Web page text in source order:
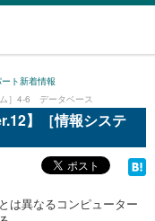
ト新着情報
ム］4-6 データベース
】［情報システ
は異なるコンピューター